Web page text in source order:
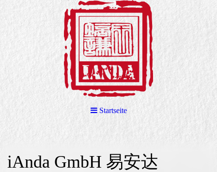
Startseite
iAnda GmbH 易安达